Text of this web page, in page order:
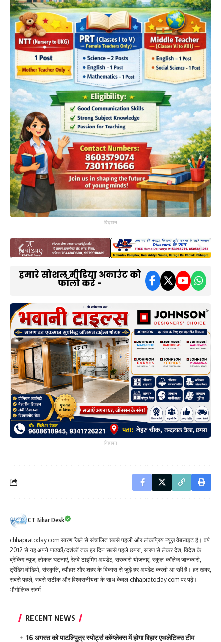
विज्ञापन
हमारे सोशल मीडिया अकाउंट को
फॉलो करें -
विज्ञापन
CT Bihar Desk
chhapratoday.com सारण जिले से संचालित सबसे पहली और लोकप्रिय न्यूज़ वेबसाइट है। वर्ष
2012 से यह अपने पाठकों/दर्शकों तक हर दिन सबसे पहले छपरा, सारण से लेकर देश, विदेश के
ब्रेकिंग न्यूज़, लोकल घटनाएं, रेलवे टाइमिंग अपडेट, सरकारी योजनाएं, स्कूल-कॉलेज जानकारी,
ट्रेंडिंग वीडियो, संस्कृति, त्यौहार और शहर के विकास से जुड़े हर अपडेट करती आ रही है। हर खबर,
सबसे पहले, सबसे सटीक और विश्वसनीयता के साथ केवल chhapratoday.com पर पढ़ें।
भौगोलिक संदर्भ
RECENT NEWS
16 अगस्त को पाटलिपुत्र स्पोर्ट्स कॉम्प्लेक्स में होगा बिहार एथलेटिक्स टीम